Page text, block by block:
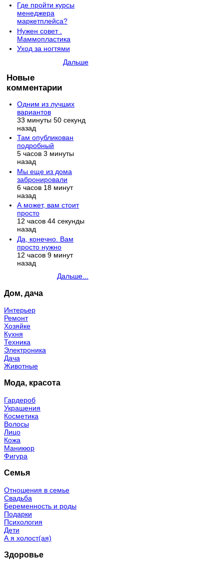
Где пройти курсы
менеджера
маркетплейса?
Нужен совет .
Маммопластика
Уход за ногтями
Дальше
Новые
комментарии
Одним из лучших
вариантов
33 минуты 50 секунд
назад
Там опубликован
подробный
5 часов 3 минуты
назад
Мы еще из дома
забронировали
6 часов 18 минут
назад
А может, вам стоит
просто
12 часов 44 секунды
назад
Да, конечно. Вам
просто нужно
12 часов 9 минут
назад
Дальше...
Дом, дача
Интерьер
Ремонт
Хозяйке
Кухня
Техника
Электроника
Дача
Животные
Мода, красота
Гардероб
Украшения
Косметика
Волосы
Лицо
Кожа
Маникюр
Фигура
Семья
Отношения в семье
Свадьба
Беременность и роды
Подарки
Психология
Дети
А я холост(ая)
Здоровье